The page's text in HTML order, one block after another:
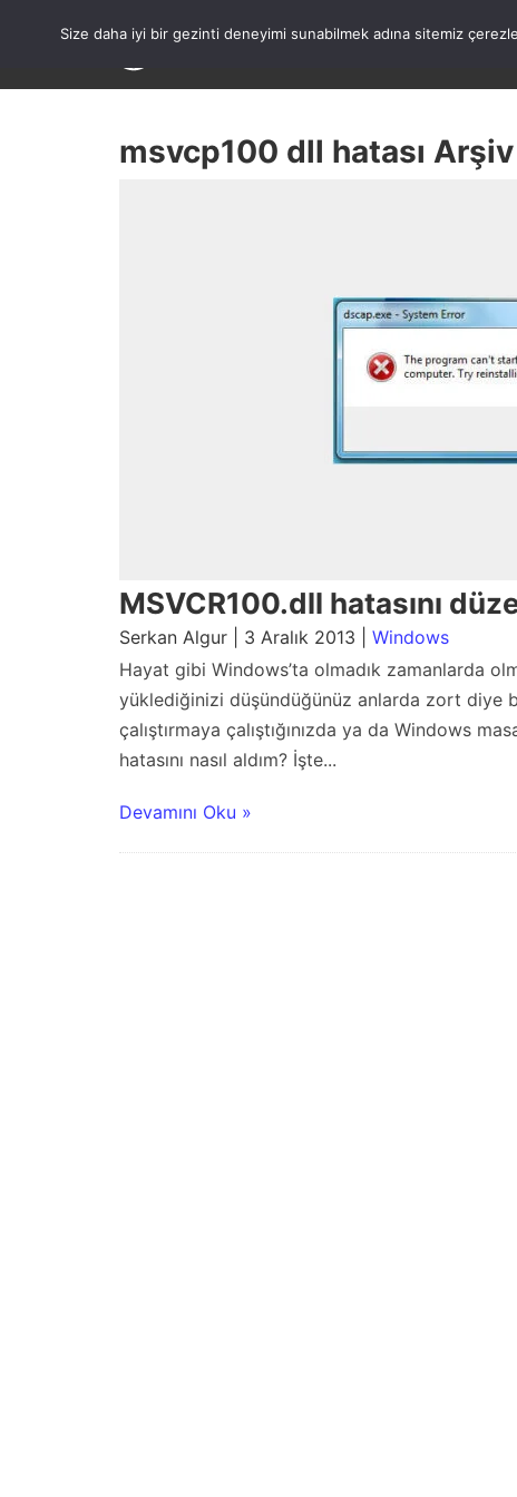
msvcp100 dll hatası Arşiv
MSVCR100.dll hatasını
Serkan Algur | 3 Aralık 2013 | Windows
Hayat gibi Windows’ta olmadık zamanlarda
yüklediğinizi düşündüğünüz anlarda zort diye
çalıştırmaya çalıştığınızda ya da Windows
hatasını nasıl aldım? İşte...
Devamını Oku »
Size daha iyi bir gezinti deneyimi sunabilmek adına sitemiz